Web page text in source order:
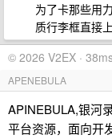
为了卡那些用
质行李框直接
© 2026 V2EX ·
APENEBULA
APINEBULA,银河
平台资源，面向开